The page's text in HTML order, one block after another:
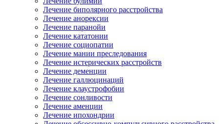
Лечение биполярного расстройства
Лечение анорексии
Лечение паранойи
Лечение кататонии
Лечение социопатии
Лечение мании преследования
Лечение истерических расстройств
Лечение деменции
Лечение галлюцинаций
Лечение клаустрофобии
Лечение сонливости
Лечение аменции
Лечение ипохондрии